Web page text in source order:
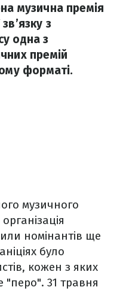
музична премія
з
одна з
премій
форматі.
музичного
номінантів ще
було
кожен з яких
"перо". 31 травня